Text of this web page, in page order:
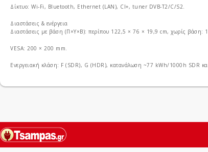
Δίκτυο: Wi‑Fi, Bluetooth, Ethernet (LAN), CI+, tuner DVB‑T2/C/S2.
Διαστάσεις & ενέργεια
Διαστάσεις με βάση (Π×Υ×Β): περίπου 122,5 × 76 × 19,9 cm, χωρίς βάση:
VESA: 200 × 200 mm.
Ενεργειακή κλάση: F (SDR), G (HDR), κατανάλωση ~77 kWh/1000h SDR